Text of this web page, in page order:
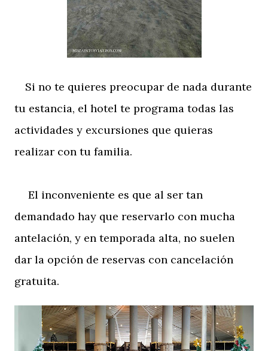
Si no te quieres preocupar de nada durante
tu estancia, el hotel te programa todas las
actividades y excursiones que quieras
realizar con tu familia.
El inconveniente es que al ser tan
demandado hay que reservarlo con mucha
antelación, y en temporada alta, no suelen
dar la opción de reservas con cancelación
gratuita.